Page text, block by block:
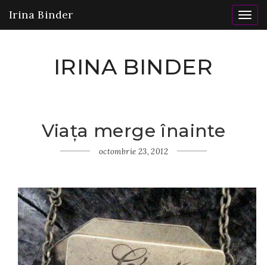
Irina Binder
IRINA BINDER
Viața merge înainte
octombrie 23, 2012